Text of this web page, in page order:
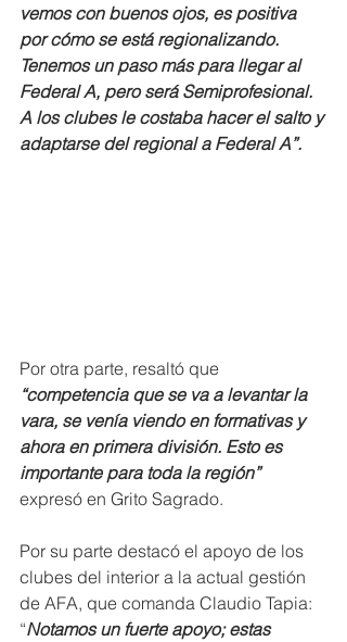
vemos con buenos ojos, es positiva
por cómo se está regionalizando.
Tenemos un paso más para llegar al
Federal A, pero será Semiprofesional.
A los clubes le costaba hacer el salto y
adaptarse del regional a Federal A”.
Por otra parte, resaltó que
“competencia que se va a levantar la
vara, se venía viendo en formativas y
ahora en primera división. Esto es
importante para toda la región”
expresó en Grito Sagrado.
Por su parte destacó el apoyo de los
clubes del interior a la actual gestión
de AFA, que comanda Claudio Tapia:
“Notamos un fuerte apoyo; estas